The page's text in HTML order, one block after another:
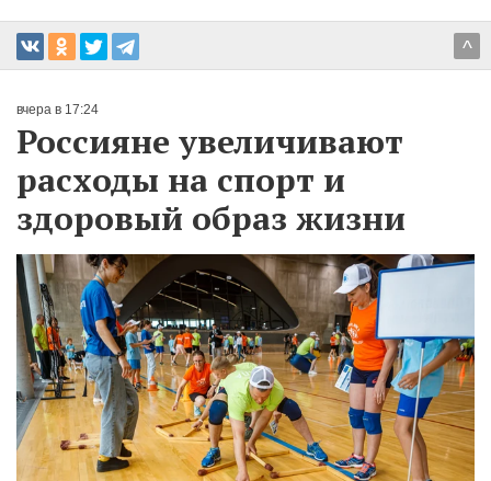
^
вчера в 17:24
Россияне увеличивают
расходы на спорт и
здоровый образ жизни